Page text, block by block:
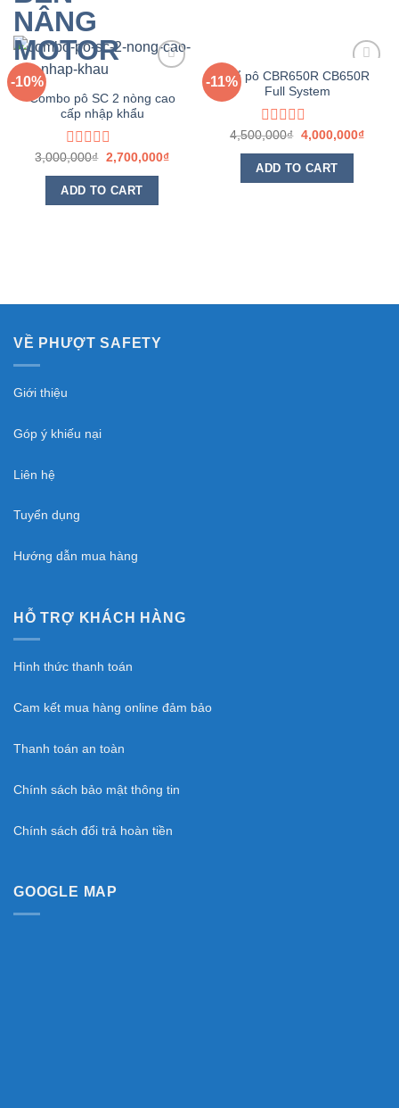
-10%
thích
Combo pô SC 2 nòng cao
cấp nhập khẩu
Rated
0
out
3,000,000₫ 2,700,000₫
ADD TO CART
-11%Cổ pô CBR650R CB650R
Full System
Rated
0
out
4,500,000₫ 4,000,000₫
ADD TO CART
VỀ PHƯỢT SAFETY
Giới thiệu
Góp ý khiếu nại
Liên hệ
Tuyển dụng
Hướng dẫn mua hàng
HỖ TRỢ KHÁCH HÀNG
Hình thức thanh toán
Cam kết mua hàng online đảm bảo
Thanh toán an toàn
Chính sách bảo mật thông tin
Chính sách đổi trả hoàn tiền
GOOGLE MAP